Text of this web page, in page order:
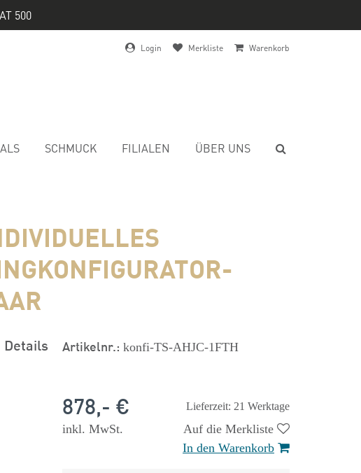
500
Login Merkliste Warenkorb
SCHMUCK FILIALEN ÜBER UNS
Details Artikelnr.: konfi-TS-AHJC-1FTH
Lieferzeit: 21 Werktage
878,- €
inkl. MwSt.
Auf die Merkliste
In den Warenkorb